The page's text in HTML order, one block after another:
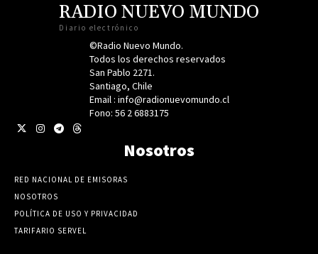
RADIO NUEVO MUNDO
Diario electrónico
©Radio Nuevo Mundo.
Todos los derechos reservados
San Pablo 2271.
Santiago, Chile
Email : info@radionuevomundo.cl
Fono: 56 2 6883175
Nosotros
RED NACIONAL DE EMISORAS
NOSOTROS
POLÍTICA DE USO Y PRIVACIDAD
TARIFARIO SERVEL